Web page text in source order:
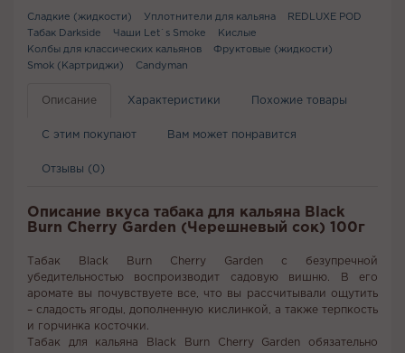
Сладкие (жидкости) Уплотнители для кальяна
REDLUXE POD
Табак Darkside
Чаши Let`s Smoke
Кислые
Колбы для классических кальянов
Фруктовые (жидкости)
Smok (Картриджи)
Candyman
Описание Характеристики Похожие товары
С этим покупают Вам может понравится
Отзывы (0)
Описание вкуса табака для кальяна Black
Burn Cherry Garden (Черешневый сок) 100г
Табак Black Burn Cherry Garden с безупречной
убедительностью воспроизводит садовую вишню. В его
аромате вы почувствуете все, что вы рассчитывали ощутить
– сладость ягоды, дополненную кислинкой, а также терпкость
и горчинка косточки.
Табак для кальяна Black Burn Cherry Garden обязательно